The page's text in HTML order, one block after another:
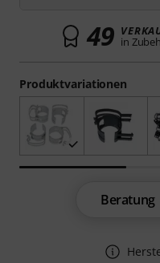
Produktvariationen
49 in
Beratung